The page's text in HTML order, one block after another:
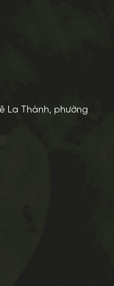
La Thành, phường